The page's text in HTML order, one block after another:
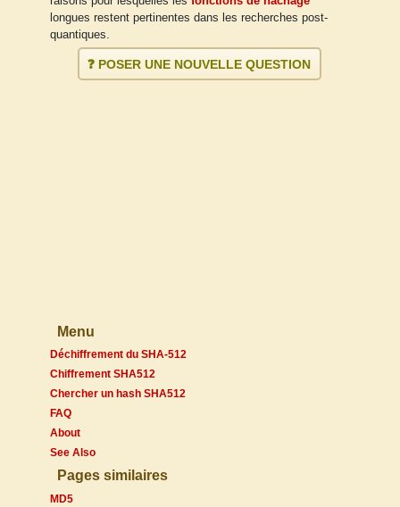
longues restent pertinentes dans les recherches post-
quantiques.
❓ POSER UNE NOUVELLE QUESTION
Menu
Déchiffrement du SHA-512
Chiffrement SHA512
Chercher un hash SHA512
FAQ
About
See Also
Pages similaires
MD5